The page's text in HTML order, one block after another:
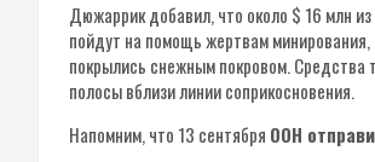
Дюжаррик добавил, что около $ 16 млн
пойдут на помощь жертвам минирования,
покрылись снежным покровом.
полосы вблизи линии соприкосновения.
Напомним, что 13 сентября ООН